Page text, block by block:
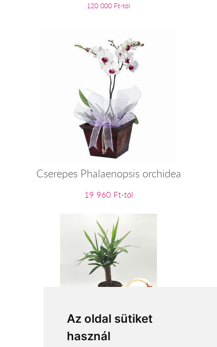
Az oldal sütiket
használ
120 000 Ft-tól
Cserepes Phalaenopsis orchidea
19 960 Ft-tól
Cserepes Yucca
13 600 Ft-tól